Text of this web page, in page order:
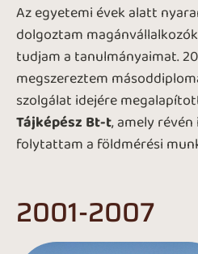
Az egyetemi évek alatt
dolgoztam
tudjam a tanulmányaimat.
megszereztem
szolgálat idejére
Tájképész Bt-t, amely
folytattam a földmérési
2001-2007